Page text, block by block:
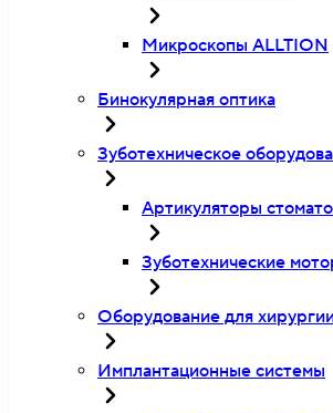
Микроскопы ALLTION
Бинокулярная оптика
Зуботехническое
Артикуляторы
Зуботехнические
Оборудование для
Имплантационные системы